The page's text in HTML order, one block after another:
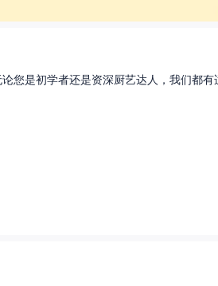
您是初学者还是资深厨艺达人，我们都